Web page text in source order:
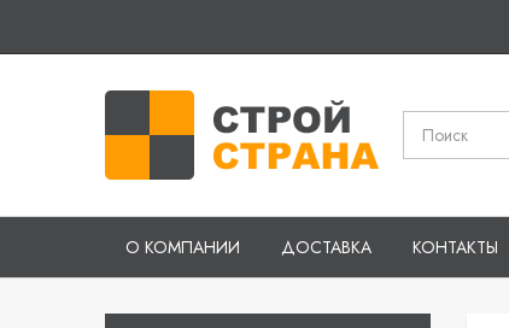
О КОМПАНИИ ДОСТАВКА КОНТАКТЫ